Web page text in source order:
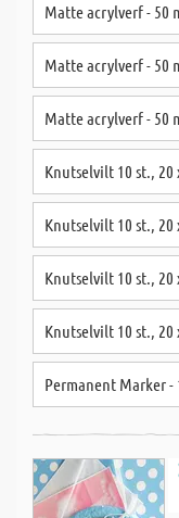
Matte acrylverf - 50
Matte acrylverf - 50
Matte acrylverf - 50
Knutselvilt 10 st., 20
Knutselvilt 10 st., 20
Knutselvilt 10 st., 20
Knutselvilt 10 st., 20
Permanent Marker -